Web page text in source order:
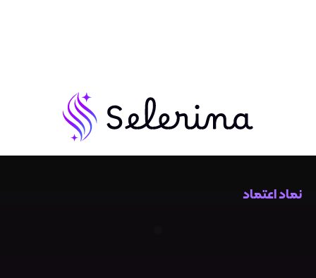
از سایر محصولات بهداشتی و
مراقبتی شود.
در زندگی روزمره، پوست ما به‌طور
مداوم در معرض آلودگی هوا، گرد و
نماد اعتماد